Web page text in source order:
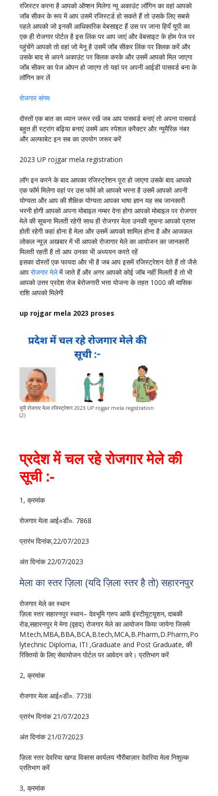
रजिस्टर करना है आपको ऑप्शन मिलेगा न्यू अकाउंट लॉगिन का वहां आपको
जॉब सीकर के रूप में आप उसमें रजिस्टर्ड हो सकते हैं तो उसके लिए सबसे
पहले आपको जो इनकी आधिकारिक वेबसाइट हैं उस पर जाना हियँ यूपी का
एक ही रोजगार पोर्टल है इस लिंक पर आप जाएं और वेबसाइट के होम पेज पर
पहुंचेंगे आपको तो वहां जो मेनू है उसमें जॉब सीकर लिंक पर क्लिक करें और
उसके बाद से अपने अकाउंट पर क्लिक करके और उसमें आपको मिल जाएगा
जॉब सीकर का पेज ओपन हो जाएगा तो यहां पर अपनी आईडी पासवर्ड बना के
लॉगिन कर लें
रोजगार संगम
दोस्तों एक बात का ध्यान जरूर रखें जब आप पासवर्ड बनाएं तो अपना पासवर्ड
बहुत ही स्ट्रांग बढ़िया बनाएं उसमें आप स्पेशल करैक्टर और न्यूमैरिक नंबर
और अल्फाबेट इन सब का उपयोग जरूर करें
2023 UP rojgar mela registration
लॉग इन करने के बाद आपका रजिस्ट्रेशन पूरा हो जाएगा उसके बाद आपको
एक फॉर्म मिलेगा वहां पर उस फॉर्म को आपको भरना है उसमें आपको अपनी
योग्यता और आप की शैक्षिक योग्यता आपका भाषा ज्ञान यह सब जानकारी
भरनी होगी आपको अपना मोबाइल नम्बर देना होगा आपको मोबाइल पर रोजगार
मेले की सूचना मिलती रहेगी साथ ही रोजगार मेला उनकी सूचना आपको प्राप्त
होती रहेगी कहां होना है मेला और उसमें आपको शामिल होना है और आजकल
लोकल न्यूज़ अखबार में भी आपको रोजागार मेले का आयोजन का जानकारी
मिलती रहती है तो आप उनका भी अध्ययन करते रहें
इसका दोस्तों एक फायदा और भी है जब आप इसमें रजिस्ट्रेशन देते हैं तो जैसे
आप रोजगार मेलेमें जाते हैं और अगर आपको कोई जॉब नहीं मिलती है तो भी
आपको उत्तर प्रदेश रोज बेरोजगारी भत्ता योजना के तहत 1000 की मासिक
राशि आपको मिलेगी
up rojgar mela 2023 proses
यूपी रोजगार मेला रजिस्ट्रेशन 2023 UP rojgar mela registration
(2)
प्रदेश में चल रहे रोजगार मेले की
सूची :-
1, क्रमांक
रोजगार मेला आई०डी०. 7868
प्रारंभ दिनांक,22/07/2023
अंत दिनांक 22/07/2023
मेला का स्तर ज़िला (यदि ज़िला स्तर है तो) सहारनपुर
रोजगार मेले का स्थान
ज़िला स्तर सहारनपुर स्थान– देवभूमि ग्रुप आफॅ इंस्टीयूटयूशन‚ दाबकी
रोड‚सहारनपुर मे मेगा (वृहद) रोजगार मेले का आयोजन किया जायेगा जिसमे
M.tech,MBA,BBA,BCA,B.tech,MCA,B.Pharm,D.Pharm,Po
lytechnic Diploma, ITI ,Graduate and Post Graduate, की
रिक्तियो के लिए सेवायोजन पोर्टल पर आवेदन करे। प्रतिभाग करें
2, क्रमांक
रोजगार मेला आई०डी०. 7738
प्रारंभ दिनांक 21/07/2023
अंत दिनांक 21/07/2023
ज़िला स्तर देवरिया खण्ड विकास कार्यलय गौरीबाज़ार देवरिया मेला निशुल्क
प्रतिभाग करें
3, क्रमांक